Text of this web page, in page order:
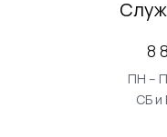
8
ПН –
СБ и